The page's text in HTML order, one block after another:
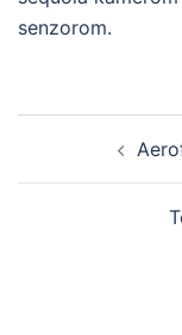
senzorom.
navigation